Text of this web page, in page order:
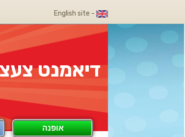
- English site
דיאמנט
אופנה